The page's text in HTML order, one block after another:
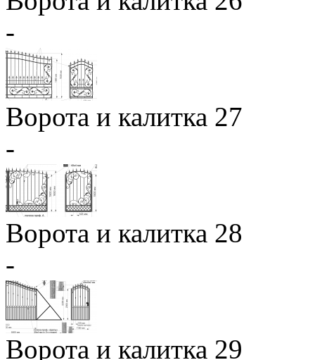
-
Ворота и калитка 27
-
Ворота и калитка 28
-
Ворота и калитка 29